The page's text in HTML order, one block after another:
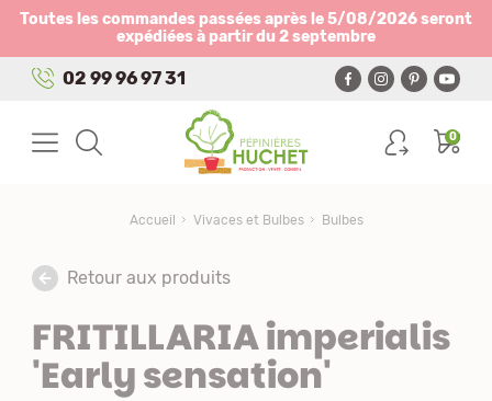
Toutes les commandes passées après le 5/08/2026 seront
expédiées à partir du 2 septembre
02 99 96 97 31
0
Accueil Vivaces et Bulbes Bulbes
Retour aux produits
FRITILLARIA imperialis
'Early sensation'
Panneau de gestion des cookies